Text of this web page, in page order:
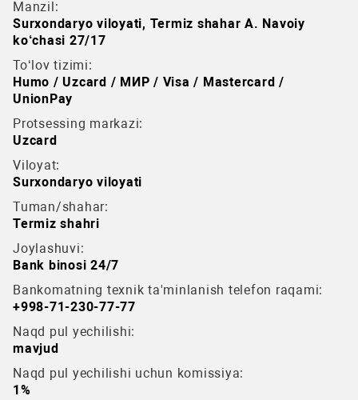
Manzil:
Surxondaryo viloyati, Termiz shahar A. Navoiy
ko‘chasi 27/17
To‘lov tizimi:
Humo / Uzcard / МИР / Visa / Mastercard /
UnionPay
Protsessing markazi:
Uzcard
Viloyat:
Surxondaryo viloyati
Tuman/shahar:
Termiz shahri
Joylashuvi:
Bank binosi 24/7
Bankomatning texnik ta'minlanish telefon raqami:
+998-71-230-77-77
Naqd pul yechilishi:
mavjud
Naqd pul yechilishi uchun komissiya:
1%